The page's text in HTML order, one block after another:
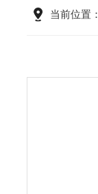
当前位置：